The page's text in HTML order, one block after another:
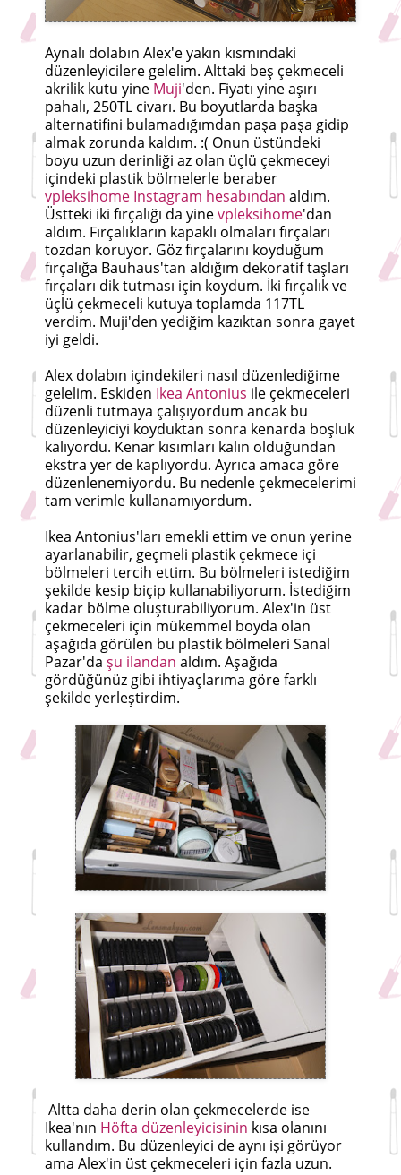
Aynalı dolabın Alex'e yakın kısmındaki
düzenleyicilere gelelim. Alttaki beş çekmeceli
akrilik kutu yine Muji'den. Fiyatı yine aşırı
pahalı, 250TL civarı. Bu boyutlarda başka
alternatifini bulamadığımdan paşa paşa gidip
almak zorunda kaldım. :( Onun üstündeki
boyu uzun derinliği az olan üçlü çekmeceyi
içindeki plastik bölmelerle beraber
vpleksihome Instagram hesabından aldım.
Üstteki iki fırçalığı da yinevpleksihome'dan
aldım. Fırçalıkların kapaklı olmaları fırçaları
tozdan koruyor. Göz fırçalarını koyduğum
fırçalığa Bauhaus'tan aldığım dekoratif taşları
fırçaları dik tutması için koydum. İki fırçalık ve
üçlü çekmeceli kutuya toplamda 117TL
verdim. Muji'den yediğim kazıktan sonra gayet
iyi geldi.
Alex dolabın içindekileri nasıl düzenlediğime
gelelim. Eskiden Ikea Antonius ile çekmeceleri
düzenli tutmaya çalışıyordum ancak bu
düzenleyiciyi koyduktan sonra kenarda boşluk
kalıyordu. Kenar kısımları kalın olduğundan
ekstra yer de kaplıyordu. Ayrıca amaca göre
düzenlenemiyordu. Bu nedenle çekmecelerimi
tam verimle kullanamıyordum.
Ikea Antonius'ları emekli ettim ve onun yerine
ayarlanabilir, geçmeli plastik çekmece içi
bölmeleri tercih ettim. Bu bölmeleri istediğim
şekilde kesip biçip kullanabiliyorum. İstediğim
kadar bölme oluşturabiliyorum. Alex'in üst
çekmeceleri için mükemmel boyda olan
aşağıda görülen bu plastik bölmeleri Sanal
Pazar'da şu ilandan aldım. Aşağıda
gördüğünüz gibi ihtiyaçlarıma göre farklı
şekilde yerleştirdim.
Altta daha derin olan çekmecelerde ise
Ikea'nın Höfta düzenleyicisinin kısa olanını
kullandım. Bu düzenleyici de aynı işi görüyor
ama Alex'in üst çekmeceleri için fazla uzun.